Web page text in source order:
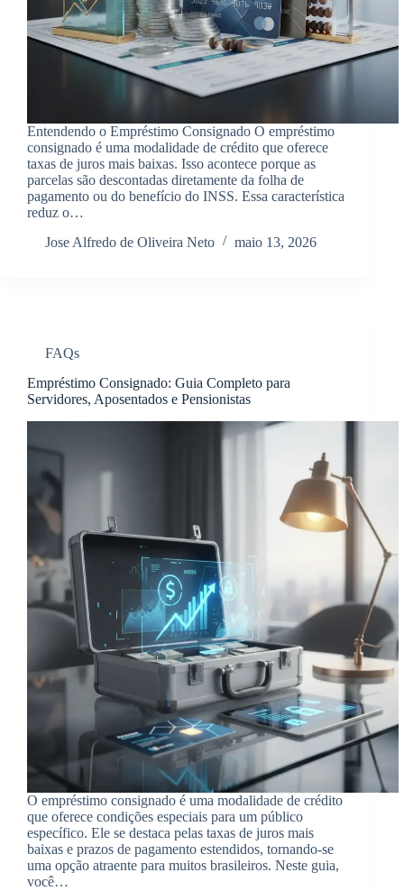
Entendendo o Empréstimo Consignado O empréstimo
consignado é uma modalidade de crédito que oferece
taxas de juros mais baixas. Isso acontece porque as
parcelas são descontadas diretamente da folha de
pagamento ou do benefício do INSS. Essa característica
reduz o…
Jose Alfredo de Oliveira Neto
maio 13, 2026
FAQs
Empréstimo Consignado: Guia Completo para
Servidores, Aposentados e Pensionistas
O empréstimo consignado é uma modalidade de crédito
que oferece condições especiais para um público
específico. Ele se destaca pelas taxas de juros mais
baixas e prazos de pagamento estendidos, tornando-se
uma opção atraente para muitos brasileiros. Neste guia,
você…